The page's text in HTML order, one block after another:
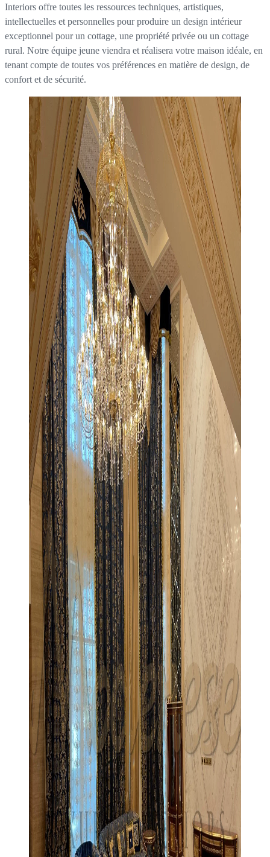
Interiors offre toutes les ressources techniques, artistiques,
intellectuelles et personnelles pour produire un design intérieur
exceptionnel pour un cottage, une propriété privée ou un cottage
rural. Notre équipe jeune viendra et réalisera votre maison idéale, en
tenant compte de toutes vos préférences en matière de design, de
confort et de sécurité.